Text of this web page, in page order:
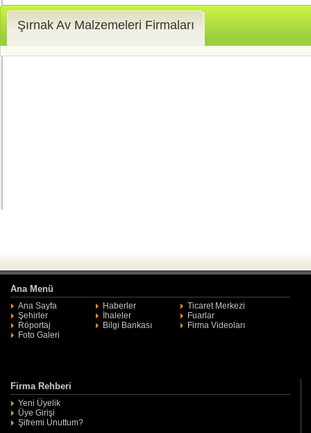
Şırnak Av Malzemeleri Firmaları
Ana Menü
Ana Sayfa Haberler
Ticaret Merkezi
Şehirler
İhaleler
Fuarlar
Röportaj
Bilgi Bankası
Firma Videoları
Foto Galeri
Firma Rehberi
Yeni Üyelik
Üye Girişi
Şifremi Unuttum?